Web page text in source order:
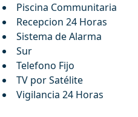
Piscina Communitaria
Recepcion 24 Horas
Sistema de Alarma
Sur
Telefono Fijo
TV por Satélite
Vigilancia 24 Horas